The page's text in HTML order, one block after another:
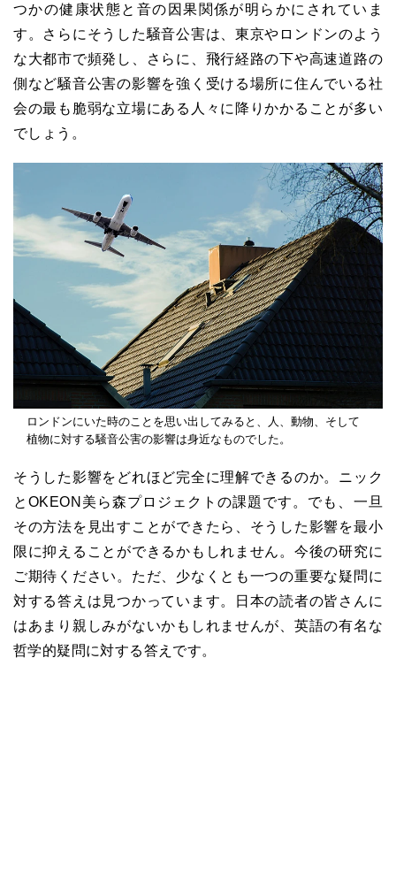
つかの健康状態と音の因果関係が明らかにされていま
す。さらにそうした騒音公害は、東京やロンドンのよう
な大都市で頻発し、さらに、飛行経路の下や高速道路の
側など騒音公害の影響を強く受ける場所に住んでいる社
会の最も脆弱な立場にある人々に降りかかることが多い
でしょう。
ロンドンにいた時のことを思い出してみると、人、動物、そして
植物に対する騒音公害の影響は身近なものでした。
そうした影響をどれほど完全に理解できるのか。ニック
とOKEON美ら森プロジェクトの課題です。でも、一旦
その方法を見出すことができたら、そうした影響を最小
限に抑えることができるかもしれません。今後の研究に
ご期待ください。ただ、少なくとも一つの重要な疑問に
対する答えは見つかっています。日本の読者の皆さんに
はあまり親しみがないかもしれませんが、英語の有名な
哲学的疑問に対する答えです。